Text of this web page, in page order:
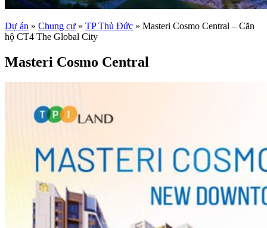
Dự án » Chung cư » TP Thủ Đức » Masteri Cosmo Central – Căn
hộ CT4 The Global City
Masteri Cosmo Central